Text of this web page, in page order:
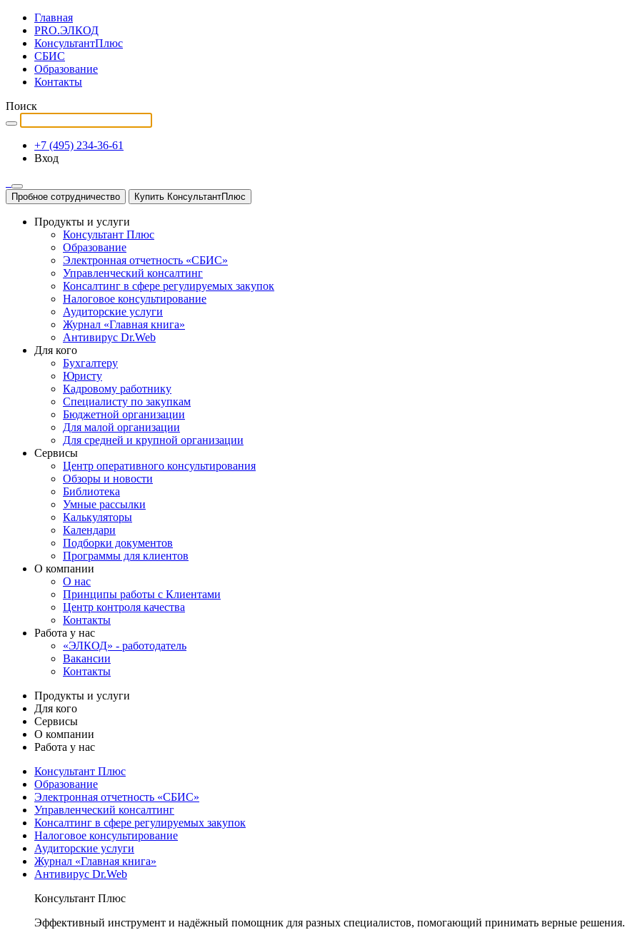
Главная
PRO.ЭЛКОД
КонсультантПлюс
СБИС
Образование
Контакты
Поиск
+7 (495) 234-36-61
Вход
Пробное сотрудничество Купить КонсультантПлюс
Продукты и услуги
Консультант Плюс
Образование
Электронная отчетность «СБИС»
Управленческий консалтинг
Консалтинг в сфере регулируемых закупок
Налоговое консультирование
Аудиторские услуги
Журнал «Главная книга»
Антивирус Dr.Web
Для кого
Бухгалтеру
Юристу
Кадровому работнику
Специалисту по закупкам
Бюджетной организации
Для малой организации
Для средней и крупной организации
Сервисы
Центр оперативного консультирования
Обзоры и новости
Библиотека
Умные рассылки
Калькуляторы
Календари
Подборки документов
Программы для клиентов
О компании
О нас
Принципы работы с Клиентами
Центр контроля качества
Контакты
Работа у нас
«ЭЛКОД» - работодатель
Вакансии
Контакты
Продукты и услуги
Для кого
Сервисы
О компании
Работа у нас
Консультант Плюс
Образование
Электронная отчетность «СБИС»
Управленческий консалтинг
Консалтинг в сфере регулируемых закупок
Налоговое консультирование
Аудиторские услуги
Журнал «Главная книга»
Антивирус Dr.Web
Консультант Плюс
Эффективный инструмент и надёжный помощник для разных специалистов, помогающий принимать верные решения.